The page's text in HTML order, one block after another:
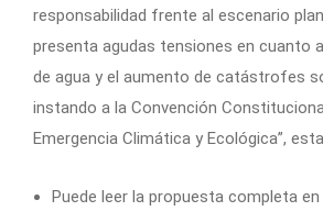
responsabilidad frente al escenario
presenta agudas tensiones en cuanto
de agua y el aumento de catástrofes
instando a la Convención
Emergencia Climática y Ecológica”,
Puede leer la propuesta completa